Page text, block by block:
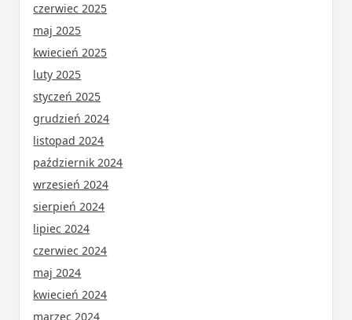
czerwiec 2025
maj 2025
kwiecień 2025
luty 2025
styczeń 2025
grudzień 2024
listopad 2024
październik 2024
wrzesień 2024
sierpień 2024
lipiec 2024
czerwiec 2024
maj 2024
kwiecień 2024
marzec 2024